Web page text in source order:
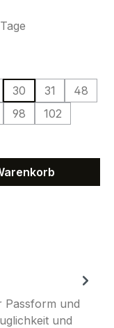
30 31
48
98
102
Passform und
und